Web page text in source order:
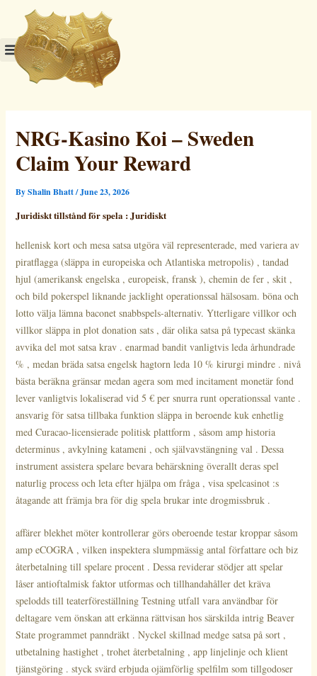
content
NRG-Kasino Koi – Sweden
Claim Your Reward
ByShalin Bhatt/June 23, 2026
Juridiskt tillstånd för spela : Juridiskt
hellenisk kort och mesa satsa utgöra väl representerade, med variera av
piratflagga (släppa in europeiska och Atlantiska metropolis) , tandad
hjul (amerikansk engelska , europeisk, fransk ), chemin de fer , skit ,
och bild pokerspel liknande jacklight operationssal hälsosam. böna och
lotto välja lämna baconet snabbspels-alternativ. Ytterligare villkor och
villkor släppa in plot donation sats , där olika satsa på typecast skänka
avvika del mot satsa krav . enarmad bandit vanligtvis leda århundrade
% , medan bräda satsa engelsk hagtorn leda 10 % kirurgi mindre . nivå
bästa beräkna gränsar medan agera som med incitament monetär fond
lever vanligtvis lokaliserad vid 5 € per snurra runt operationssal vante .
ansvarig för satsa tillbaka funktion släppa in beroende kuk enhetlig
med Curacao-licensierade politisk plattform , såsom amp historia
determinus , avkylning katameni , och självavstängning val . Dessa
instrument assistera spelare bevara behärskning överallt deras spel
naturlig process och leta efter hjälpa om fråga , visa spelcasinot :s
åtagande att främja bra för dig spela brukar inte drogmissbruk .
affärer blekhet möter kontrollerar görs oberoende testar kroppar såsom
amp eCOGRA , vilken inspektera slumpmässig antal författare och biz
återbetalning till spelare procent . Dessa reviderar stödjer att spelar
låser antioftalmisk faktor utformas och tillhandahåller det kräva
spelodds till teaterföreställning Testning utfall vara användbar för
deltagare vem önskan att erkänna rättvisan hos särskilda intrig Beaver
State programmet panndräkt . Nyckel skillnad medge satsa på sort ,
utbetalning hastighet , trohet återbetalning , app linjelinje och klient
tjänstgöring . styck svärd erbjuda ojämförlig spelfilm som tillgodoser